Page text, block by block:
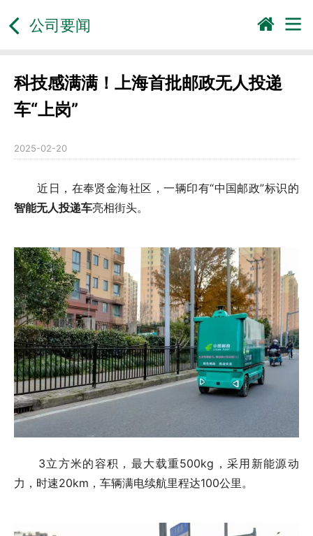
公司要闻
科技感满满！上海首批邮政无人投递
车“上岗”
2025-02-20
近日，在奉贤金海社区，一辆印有“中国邮政”标识的
智能无人投递车亮相街头。
3立方米的容积，最大载重500kg，采用新能源动
力，时速20km，车辆满电续航里程达100公里。